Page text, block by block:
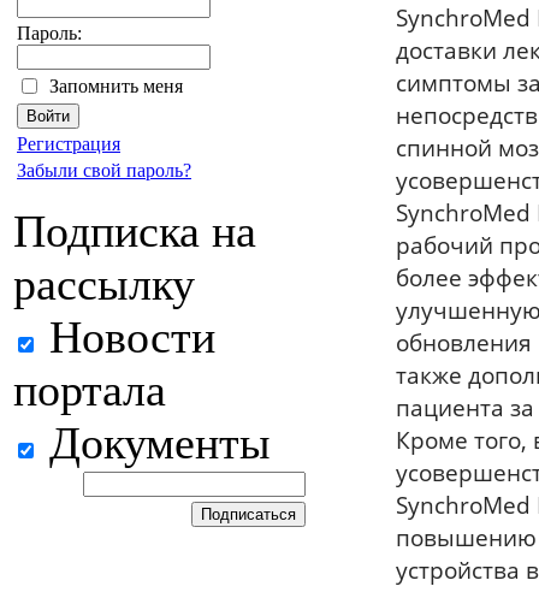
Пароль:
Запомнить меня
Регистрация
Забыли свой пароль?
Подписка на
рассылку
Новости
портала
Документы
доставки
симптомы
спинной
рабочий
более
также
пациента
Кроме того,
SynchroMed
повышению
устройства